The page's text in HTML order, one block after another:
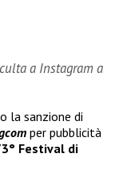
a Instagram a
la sanzione di
per pubblicità
Festival di